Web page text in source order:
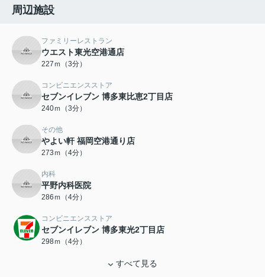
周辺施設
ファミリーレストラン
ウエスト東光空港通店
227ｍ（3分）
コンビニエンスストア
セブンイレブン 博多東比恵2丁目店
240ｍ（3分）
その他
やよい軒 福岡空港通り店
273ｍ（4分）
内科
平野内科医院
286ｍ（4分）
コンビニエンスストア
セブンイレブン 博多東光2丁目店
298ｍ（4分）
すべて見る